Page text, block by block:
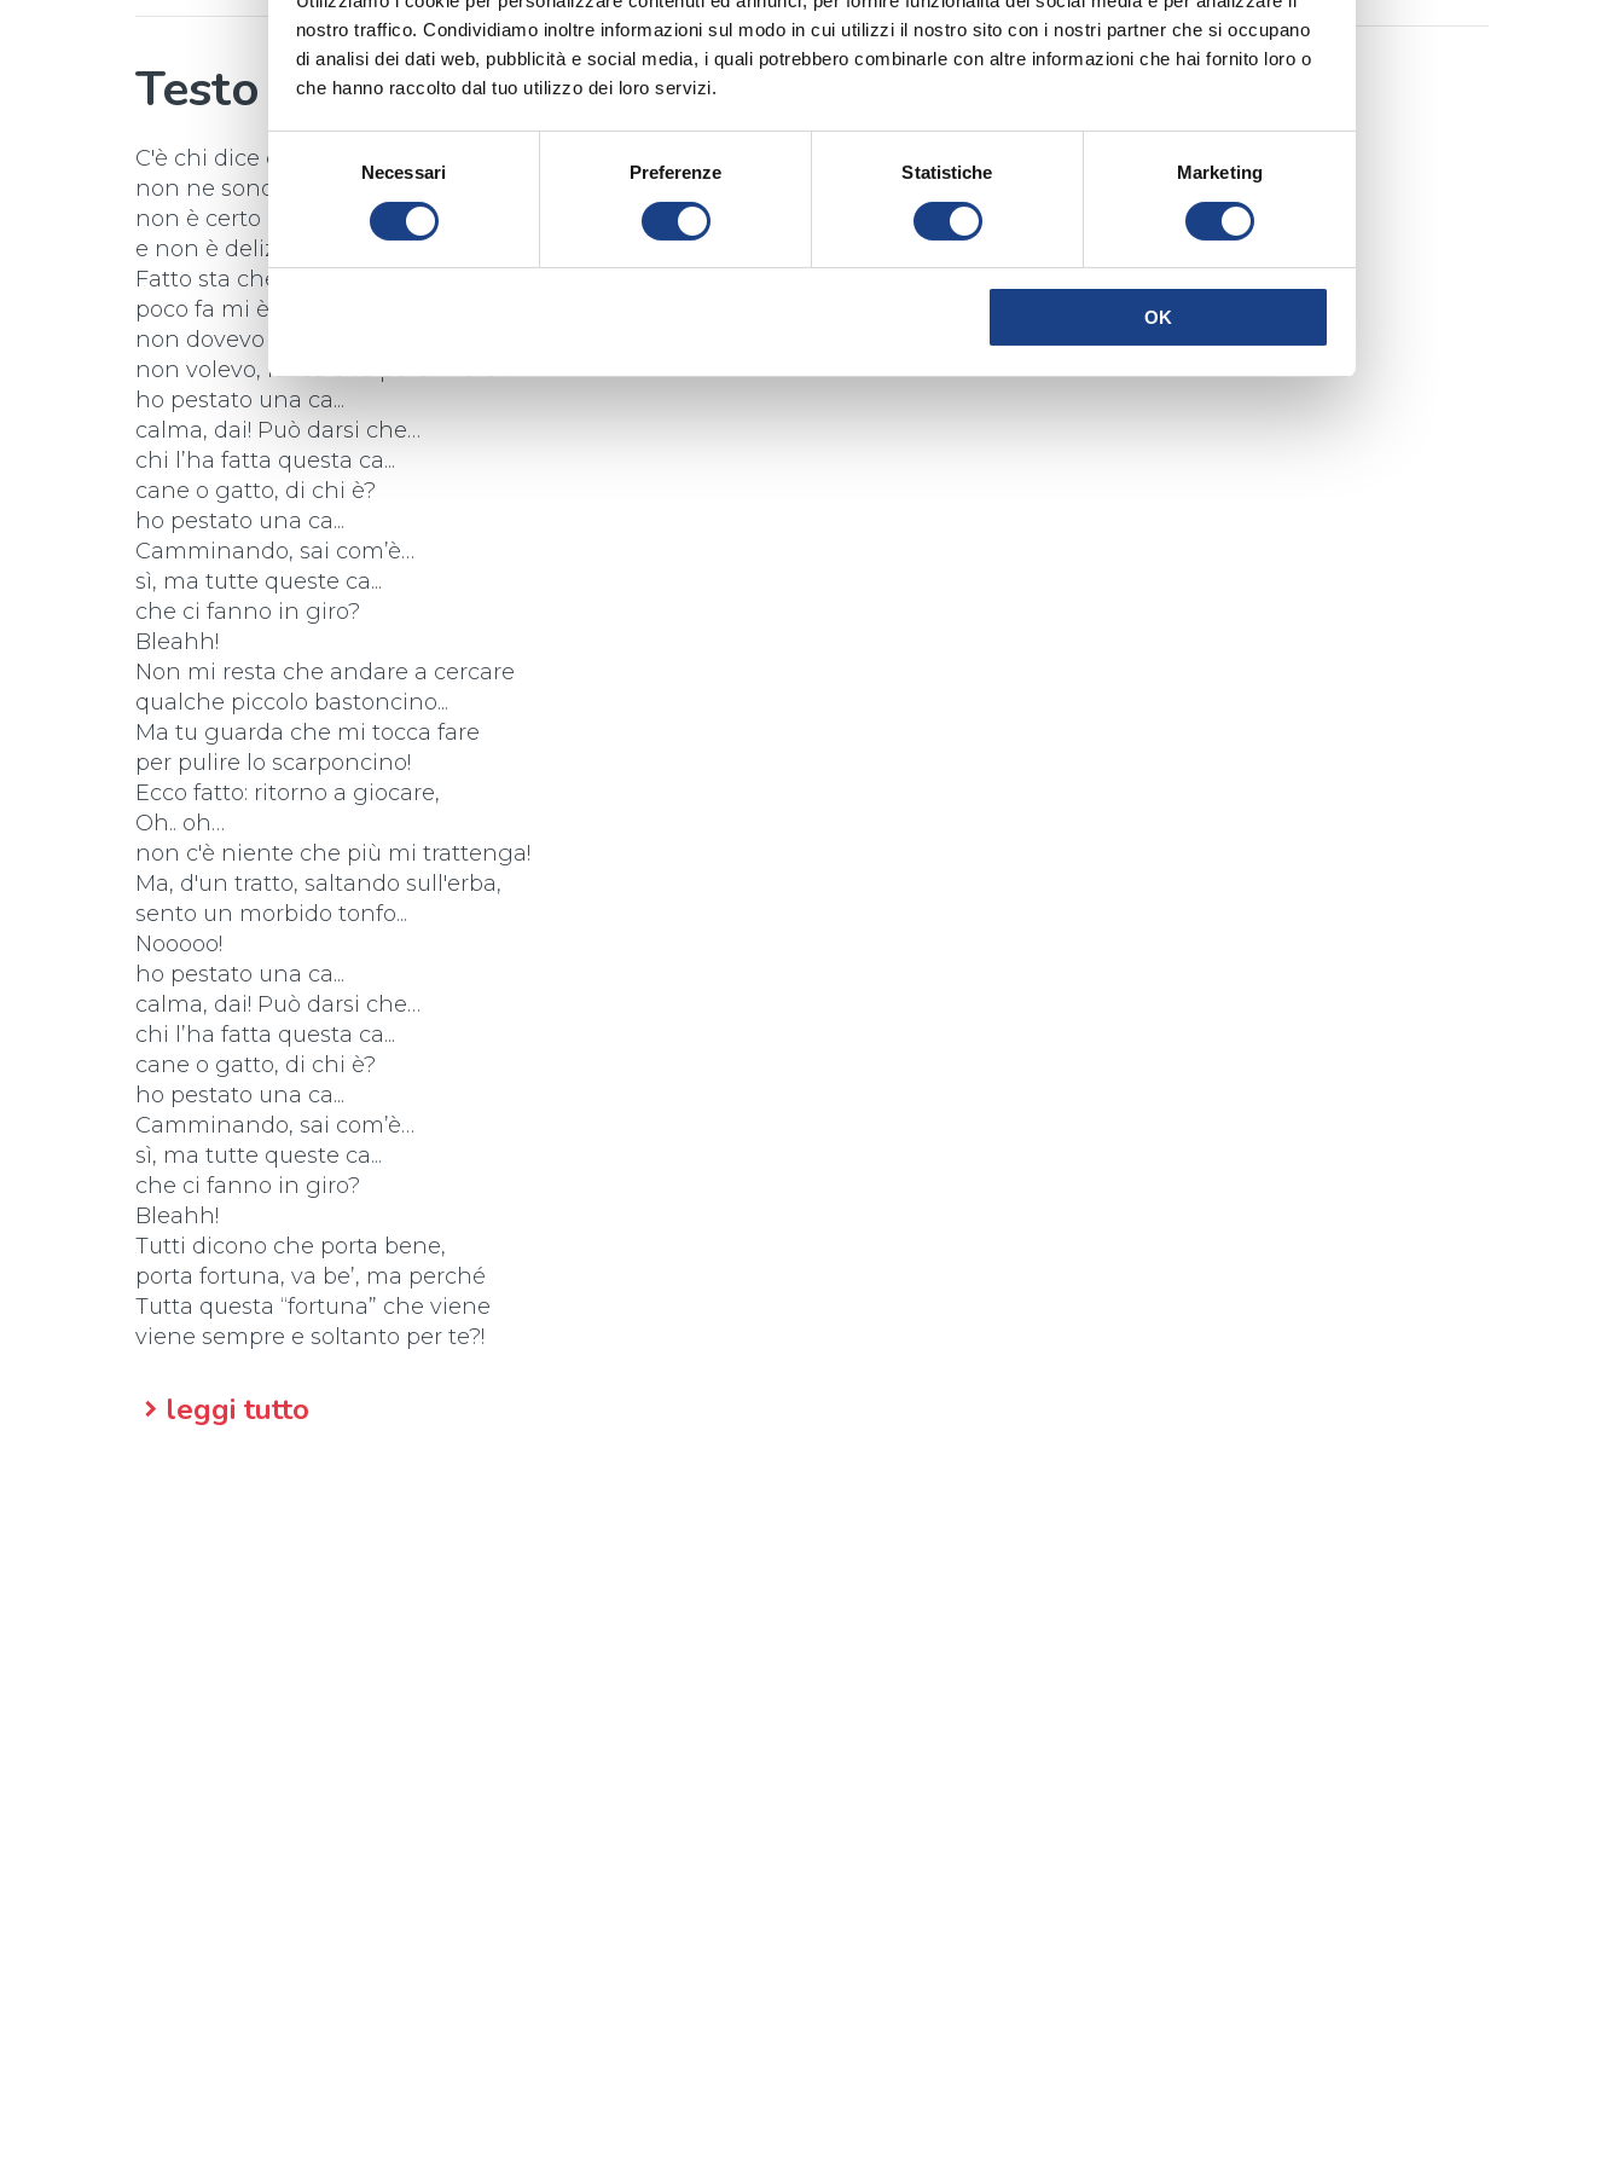
nostro traffico. Condividiamo inoltre informazioni sul modo in cui utilizzi il nostro sito con i nostri partner che si occupano
di analisi dei dati web, pubblicità e social media, i quali potrebbero combinarle con altre informazioni che hai fornito loro o
che hanno raccolto dal tuo utilizzo dei loro servizi.
consenso
Necessari Preferenze Statistiche Marketing
OK
Testo
C'è chi dice che porta fortuna,
non ne sono del tutto sicuro:
non è certo una bella avventura
e non è delizioso il profumo...
Fatto sta che, giocando nel parco,
poco fa mi è successo di nuovo:
non dovevo passare in quel punto,
non volevo, mi sa che però... Però…
ho pestato una ca...
calma, dai! Può darsi che…
chi l’ha fatta questa ca...
cane o gatto, di chi è?
ho pestato una ca...
Camminando, sai com’è…
sì, ma tutte queste ca...
che ci fanno in giro?
Bleahh!
Non mi resta che andare a cercare
qualche piccolo bastoncino...
Ma tu guarda che mi tocca fare
per pulire lo scarponcino!
Ecco fatto: ritorno a giocare,
Oh.. oh…
non c'è niente che più mi trattenga!
Ma, d'un tratto, saltando sull'erba,
sento un morbido tonfo...
Nooooo!
ho pestato una ca...
calma, dai! Può darsi che…
chi l’ha fatta questa ca...
cane o gatto, di chi è?
ho pestato una ca...
Camminando, sai com’è…
sì, ma tutte queste ca...
che ci fanno in giro?
Bleahh!
Tutti dicono che porta bene,
porta fortuna, va be’, ma perché
Tutta questa “fortuna” che viene
viene sempre e soltanto per te?!
Io però voglio dare un consiglio:
leggi tutto